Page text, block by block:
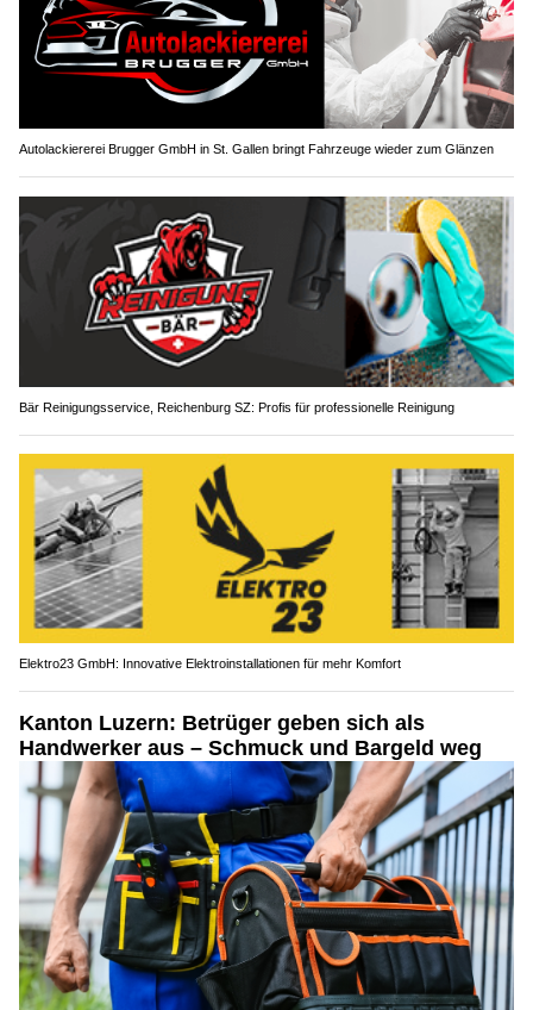
Autolackiererei Brugger GmbH in St. Gallen bringt Fahrzeuge wieder zum Glänzen
Bär Reinigungsservice, Reichenburg SZ: Profis für professionelle Reinigung
Elektro23 GmbH: Innovative Elektroinstallationen für mehr Komfort
Kanton Luzern: Betrüger geben sich als
Handwerker aus – Schmuck und Bargeld weg